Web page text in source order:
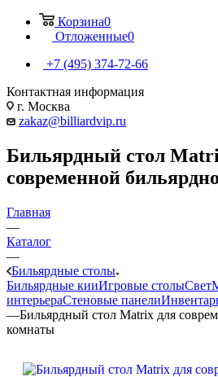
Корзина0
Отложенные0
+7 (495) 374-72-66
Контактная информация
г. Москва
zakaz@billiardvip.ru
Бильярдный стол
современной
Главная
—
Каталог
—
Бильярдные столы
Бильярдные кииИгровые столыСвет
интерьераСтеновые панели
—Бильярдный стол Matrix для
комнаты